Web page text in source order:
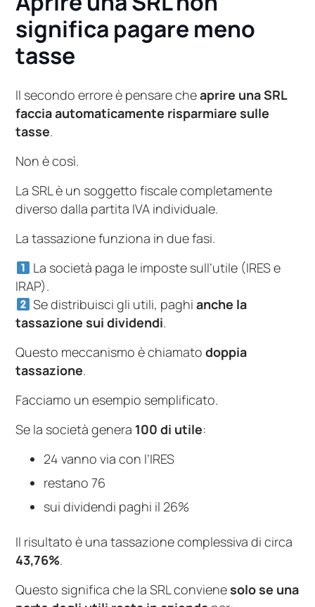
significa pagare meno
tasse
Il secondo errore è pensare cheaprire una SRL
faccia automaticamente risparmiare sulle
tasse.
Non è così.
La SRL è un soggetto fiscale completamente
diverso dalla partita IVA individuale.
La tassazione funziona in due fasi.
La società paga le imposte sull’utile (IRES e
IRAP).
Se distribuisci gli utili, paghi anche la
tassazione sui dividendi.
Questo meccanismo è chiamatodoppia
tassazione.
Facciamo un esempio semplificato.
Se la società genera 100 di utile:
24 vanno via con l’IRES
restano 76
sui dividendi paghi il 26%
Il risultato è una tassazione complessiva di circa
43,76%.
Questo significa che la SRL convienesolo se una